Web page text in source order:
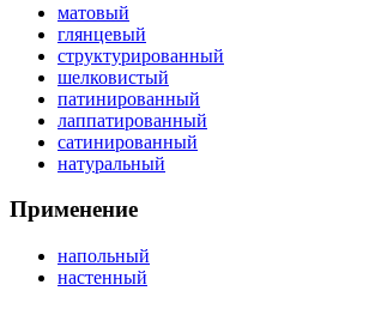
матовый
глянцевый
структурированный
шелковистый
патинированный
лаппатированный
сатинированный
натуральный
Применение
напольный
настенный